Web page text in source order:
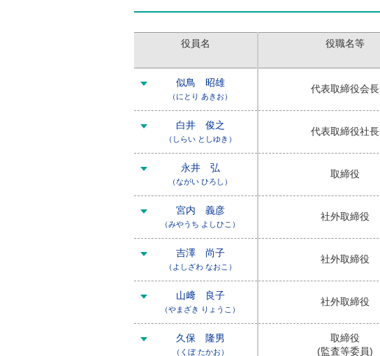
役員名 役職名等
似鳥 昭雄
（にとり あきお）
代表取締役会長
白井 俊之
（しらい としゆき）
代表取締役社長
永井 弘
（ながい ひろし）
取締役
宮内 義彦
（みやうち よしひこ）
社外取締役
吉澤 尚子
（よしざわ なおこ）
社外取締役
山﨑 良子
（やまざき りょうこ）
社外取締役
久保 隆男
（くぼ たかお）
取締役
(監査等委員)